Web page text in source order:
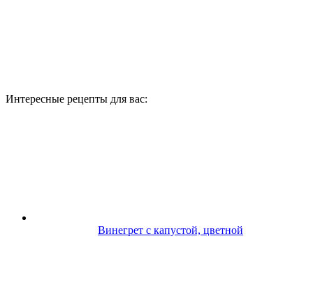
Интересные рецепты для вас:
Винегрет с капустой, цветной